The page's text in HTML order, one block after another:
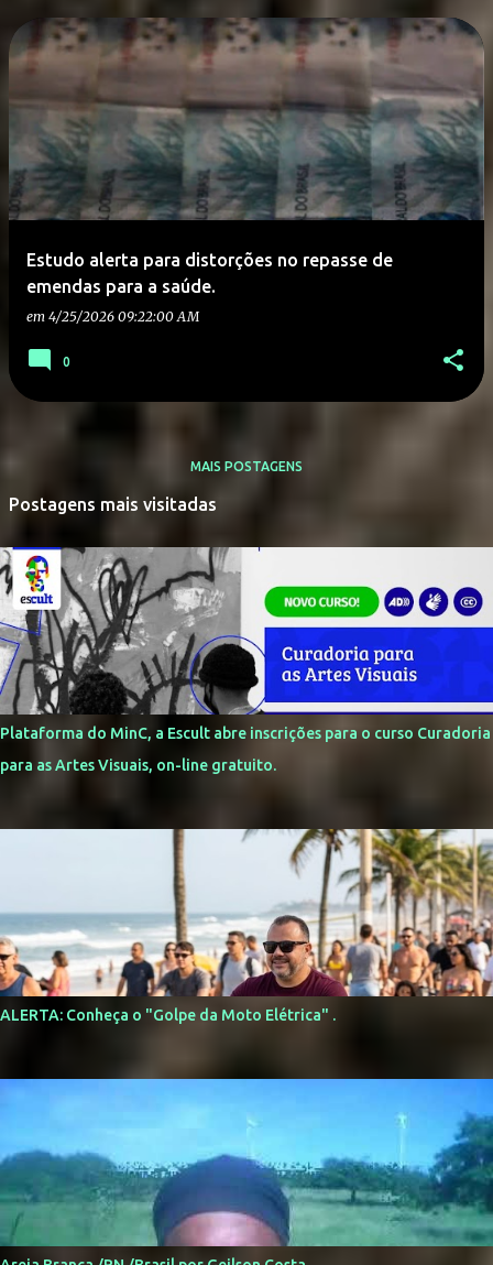
Estudo alerta para distorções no repasse de
emendas para a saúde.
em 4/25/2026 09:22:00 AM
0
MAIS POSTAGENS
Postagens mais visitadas
Plataforma do MinC, a Escult abre inscrições para o curso Curadoria
para as Artes Visuais, on-line gratuito.
ALERTA: Conheça o "Golpe da Moto Elétrica" .